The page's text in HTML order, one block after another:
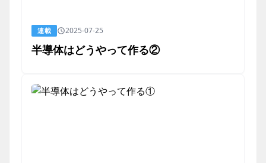
連載 2025-07-25
半導体はどうやって作る②